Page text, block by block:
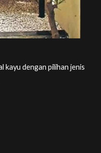
kayu dengan pilihan jenis